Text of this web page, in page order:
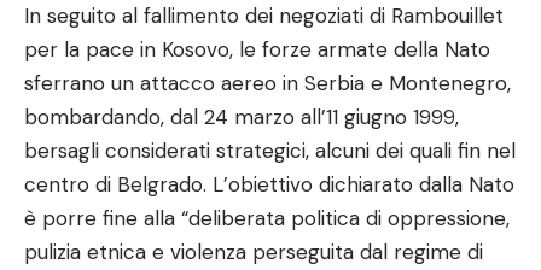
In seguito al fallimento dei negoziati di Rambouillet
per la pace in Kosovo, le forze armate della Nato
sferrano un attacco aereo in Serbia e Montenegro,
bombardando, dal 24 marzo all’11 giugno 1999,
bersagli considerati strategici, alcuni dei quali fin nel
centro di Belgrado. L’obiettivo dichiarato dalla Nato
è porre fine alla “deliberata politica di oppressione,
pulizia etnica e violenza perseguita dal regime di